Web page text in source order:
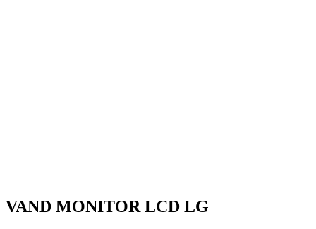
VAND MONITOR LCD LG